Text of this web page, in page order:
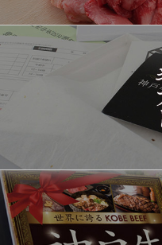
16:35:00
1436
2026-
14:10:00
1437
2026-
14:10:00
2026-
12:23:00
1439
2026-
03-15
08:48:00